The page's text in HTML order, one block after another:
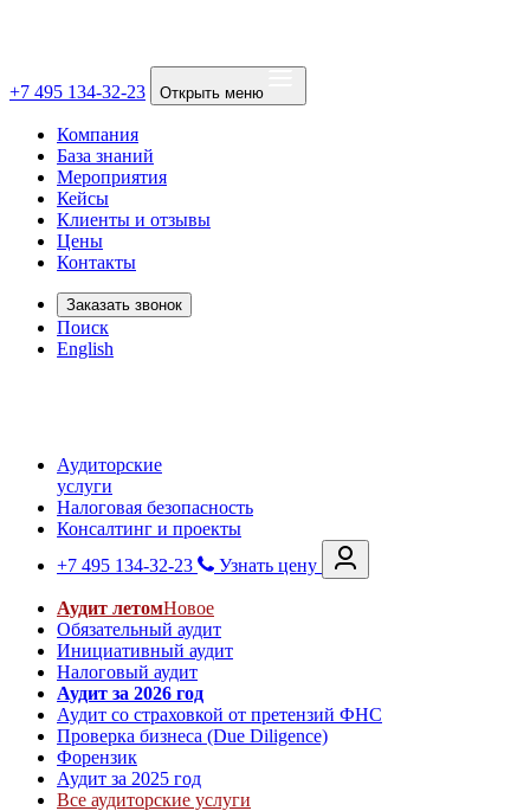
+7 495 134-32-23 Открыть меню
Компания
База знаний
Мероприятия
Кейсы
Клиенты и отзывы
Цены
Контакты
Заказать звонок
Поиск
English
Аудиторские
услуги
Налоговая безопасность
Консалтинг и проекты
+7 495 134-32-23
Узнать цену
Аудит летомНовое
Обязательный аудит
Инициативный аудит
Налоговый аудит
Аудит за 2026 год
Аудит со страховкой от претензий ФНС
Проверка бизнеса (Due Diligence)
Форензик
Аудит за 2025 год
Все аудиторские услуги